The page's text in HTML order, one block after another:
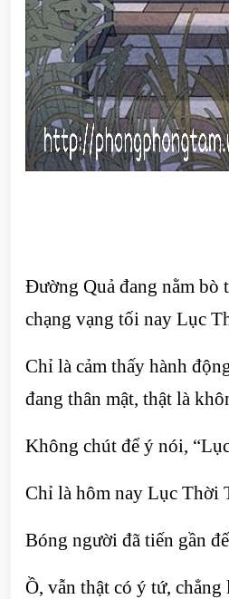
Đường Quả đang nằm bò
chạng vạng tối nay Lục
Chỉ là cảm thấy hành
đang thân mật, thật là
Không chút để ý nói,
Chỉ là hôm nay Lục Thời
Bóng người đã tiến gần
Ồ, vẫn thật có ý tứ,